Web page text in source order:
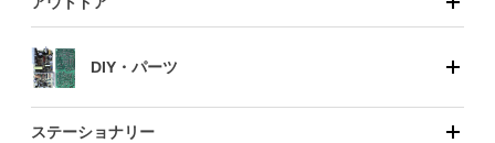
DIY・パーツ
ステーショナリー